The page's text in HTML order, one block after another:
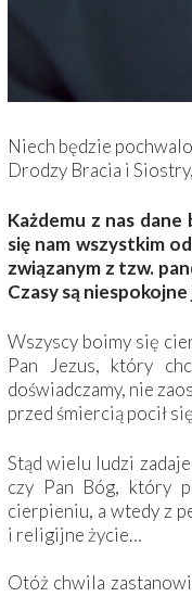
Niech będzie
Drodzy Bracia i
Każdemu z nas
się nam wszystkim
związanym z tzw.
Czasy są niespokojne
Wszyscy boimy się
Pan Jezus, który
doświadczamy, nie
przed śmiercią pocił
Stąd wielu ludzi
czy Pan Bóg, który
cierpieniu, a wtedy z
i religijne życie…
Otóż chwila